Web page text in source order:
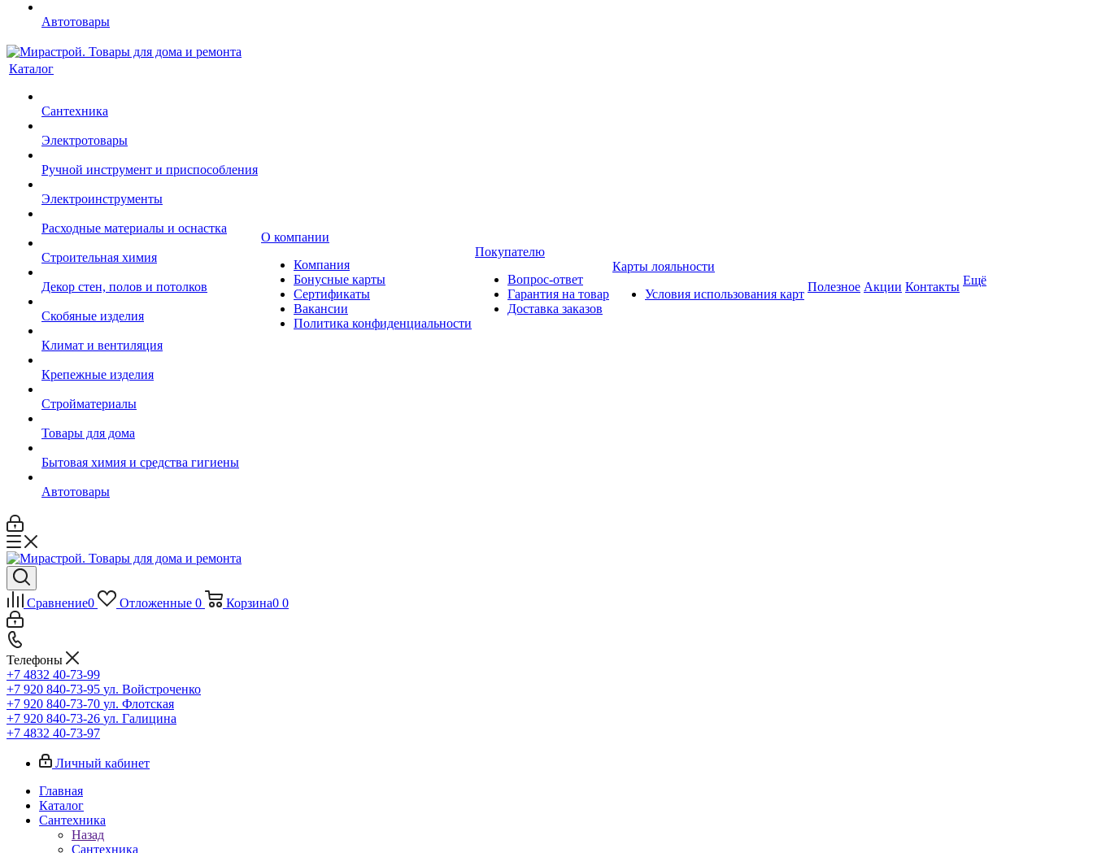
Автотовары
Каталог
Сантехника
Электротовары
Ручной инструмент и приспособления
Электроинструменты
Расходные материалы и оснастка
Строительная химия
Декор стен, полов и потолков
Скобяные изделия
Климат и вентиляция
Крепежные изделия
Стройматериалы
Товары для дома
Бытовая химия и средства гигиены
Автотовары
О компании
Компания
Бонусные карты
Сертификаты
Вакансии
Политика конфиденциальности
Покупателю
Вопрос-ответ
Гарантия на товар
Доставка заказов
Карты лояльности
Условия использования карт
Полезное Акции Контакты Ещё
Сравнение0 Отложенные 0 Корзина0 0
Телефоны
+7 4832 40-73-99
+7 920 840-73-95 ул. Войстроченко
+7 920 840-73-70 ул. Флотская
+7 920 840-73-26 ул. Галицина
+7 4832 40-73-97
Личный кабинет
Главная
Каталог
Сантехника
Назад
Сантехника